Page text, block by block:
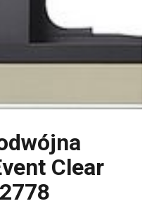
Clear